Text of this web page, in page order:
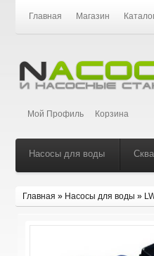
Главная Магазин
Мой Профиль Корзина
Насосы для воды
Главная » Насосы для воды »